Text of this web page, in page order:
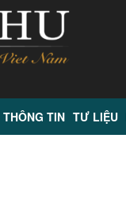
THÔNG TIN TƯ LIỆU